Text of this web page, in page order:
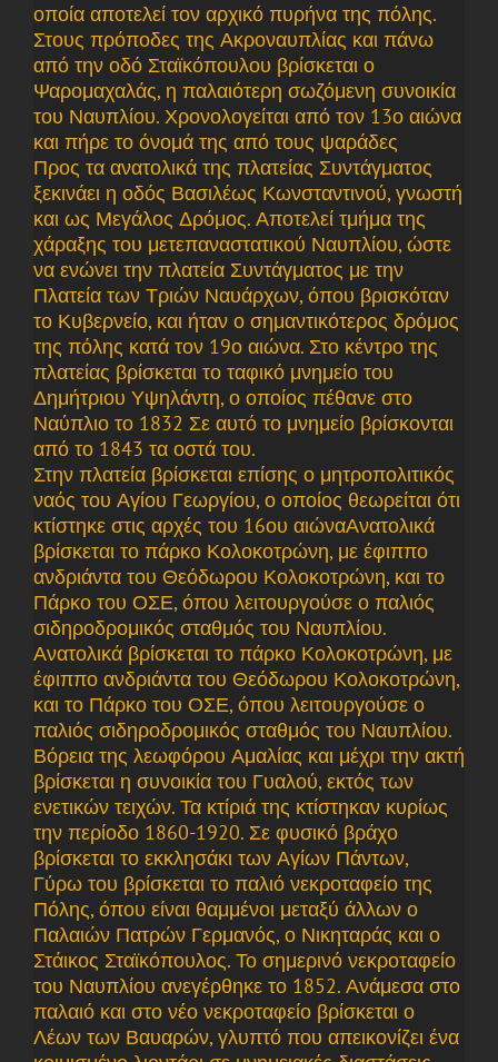
οποία αποτελεί τον αρχικό πυρήνα της πόλης.
Στους πρόποδες της Ακροναυπλίας και πάνω
από την οδό Σταϊκόπουλου βρίσκεται ο
Ψαρομαχαλάς, η παλαιότερη σωζόμενη συνοικία
του Ναυπλίου. Χρονολογείται από τον 13ο αιώνα
και πήρε το όνομά της από τους ψαράδες
Προς τα ανατολικά της πλατείας Συντάγματος
ξεκινάει η οδός Βασιλέως Κωνσταντινού, γνωστή
και ως Μεγάλος Δρόμος. Αποτελεί τμήμα της
χάραξης του μετεπαναστατικού Ναυπλίου, ώστε
να ενώνει την πλατεία Συντάγματος με την
Πλατεία των Τριών Ναυάρχων, όπου βρισκόταν
το Κυβερνείο, και ήταν ο σημαντικότερος δρόμος
της πόλης κατά τον 19ο αιώνα. Στο κέντρο της
πλατείας βρίσκεται το ταφικό μνημείο του
Δημήτριου Υψηλάντη, ο οποίος πέθανε στο
Ναύπλιο το 1832 Σε αυτό το μνημείο βρίσκονται
από το 1843 τα οστά του.
Στην πλατεία βρίσκεται επίσης ο μητροπολιτικός
ναός του Αγίου Γεωργίου, ο οποίος θεωρείται ότι
κτίστηκε στις αρχές του 16ου αιώναΑνατολικά
βρίσκεται το πάρκο Κολοκοτρώνη, με έφιππο
ανδριάντα του Θεόδωρου Κολοκοτρώνη, και το
Πάρκο του ΟΣΕ, όπου λειτουργούσε ο παλιός
σιδηροδρομικός σταθμός του Ναυπλίου.
Ανατολικά βρίσκεται το πάρκο Κολοκοτρώνη, με
έφιππο ανδριάντα του Θεόδωρου Κολοκοτρώνη,
και το Πάρκο του ΟΣΕ, όπου λειτουργούσε ο
παλιός σιδηροδρομικός σταθμός του Ναυπλίου.
Βόρεια της λεωφόρου Αμαλίας και μέχρι την ακτή
βρίσκεται η συνοικία του Γυαλού, εκτός των
ενετικών τειχών. Τα κτίριά της κτίστηκαν κυρίως
την περίοδο 1860-1920. Σε φυσικό βράχο
βρίσκεται το εκκλησάκι των Αγίων Πάντων,
Γύρω του βρίσκεται το παλιό νεκροταφείο της
Πόλης, όπου είναι θαμμένοι μεταξύ άλλων ο
Παλαιών Πατρών Γερμανός, ο Νικηταράς και ο
Στάικος Σταϊκόπουλος. Το σημερινό νεκροταφείο
του Ναυπλίου ανεγέρθηκε το 1852. Ανάμεσα στο
παλαιό και στο νέο νεκροταφείο βρίσκεται ο
Λέων των Βαυαρών, γλυπτό που απεικονίζει ένα